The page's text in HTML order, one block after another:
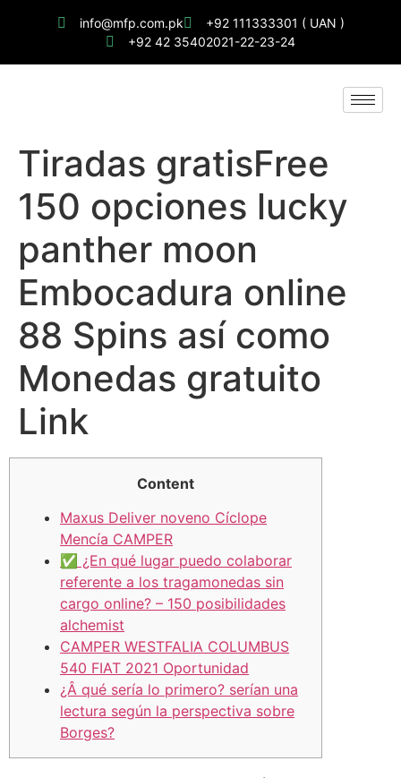
info@mfp.com.pk
+92 111333301 ( UAN )
+92 42 35402021-22-23-24
Tiradas gratisFree
150 opciones lucky
panther moon
Embocadura online
88 Spins así­ como
Monedas gratuito
Link
Content
Maxus Deliver noveno Cíclope
Mencía CAMPER
✅ ¿En qué lugar puedo colaborar
referente a los tragamonedas sin
cargo online? – 150 posibilidades
alchemist
CAMPER WESTFALIA COLUMBUS
540 FIAT 2021 Oportunidad
¿Â qué serí­a lo primero? serí­an una
lectura según la perspectiva sobre
Borges?